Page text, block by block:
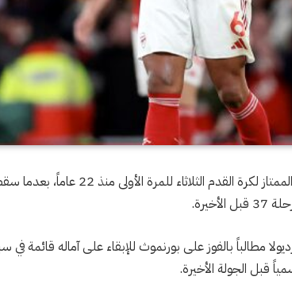
تُوِّج أرسنال بلقب الدوري الإنجليزي الممتاز
مطالباً بالفوز على بورنموث للإبقاء على آماله قائمة
قبل الجولة الأخيرة.